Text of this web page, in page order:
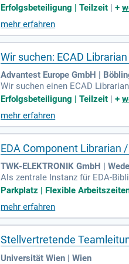
e Hauptaufgaben umfassen die
AD-Tools. Sie arbeiten eng mit
Bibliothekslösungen zu
AD-Umgebungen. Wenn Sie
Erfolgsbeteiligung | Teilzeit |+
mehr erfahren
Wir suchen: ECAD
Advantest Europe GmbH |
Wir suchen einen ECAD
n die Definition globaler
eren als zentrale Anlaufstelle
zu entwickeln. Ihr Profil umfasst
tnisse von PCB-Design und
Erfolgsbeteiligung | Teilzeit |+
mehr erfahren
EDA Component Librarian
TWK-ELEKTRONIK GmbH | Wedel
Als zentrale Instanz für EDA-
ium Designer, insbesondere bei
rwaltung des Lifecycle-Status
währleistest du einen
Parkplatz | Flexible
mehr erfahren
Stellvertretende
Universität Wien | Wien